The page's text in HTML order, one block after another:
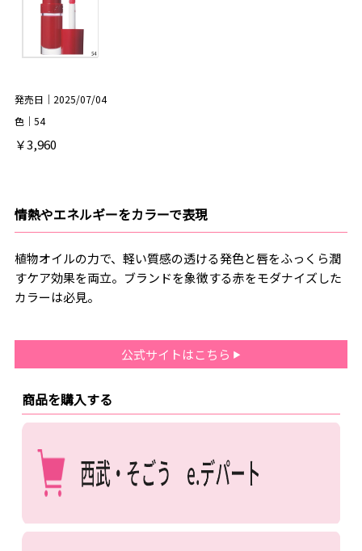
発売日｜2025/07/04
色｜54
￥3,960
情熱やエネルギーをカラーで表現
植物オイルの力で、軽い質感の透ける発色と唇をふっくら潤
すケア効果を両立。ブランドを象徴する赤をモダナイズした
カラーは必見。
公式サイトはこちら
商品を購入する